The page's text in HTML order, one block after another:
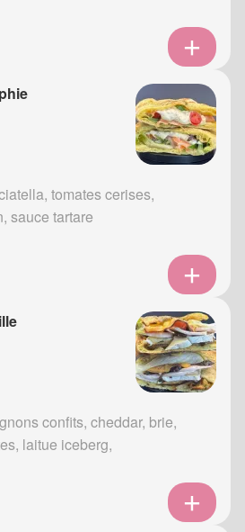
tomates cerises,
sauce tartare
confits, cheddar, brie,
laitue iceberg,